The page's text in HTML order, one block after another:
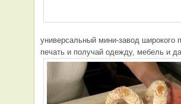
универсальный мини-завод широкого
печать и получай одежду, мебель и